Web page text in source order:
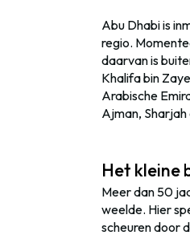
Abu Dhabi is
regio.
daarvan is
Khalifa bin
Arabische
Ajman,
Het kleine
Meer dan 50
weelde. Hier
scheuren door